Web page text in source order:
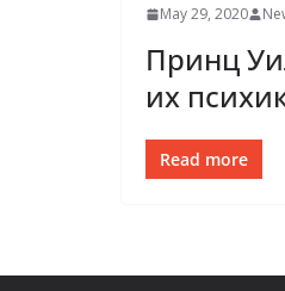
May 29, 2020
Принц
их
Read more